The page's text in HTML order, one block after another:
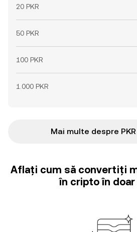
20 PKR
50 PKR
100 PKR
1.000 PKR
Mai multe despre PKR
Aflați cum să convertiți
în cripto în doar